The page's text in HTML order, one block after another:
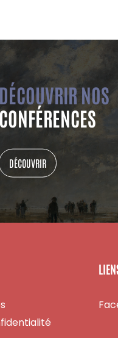
DÉCOUVRIR NOS
DÉCOUVRIR